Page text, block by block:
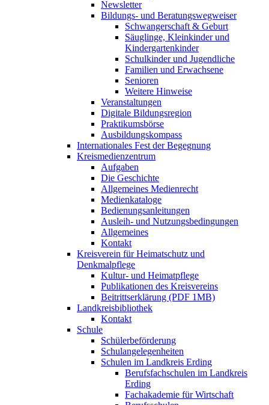
Newsletter
Bildungs- und Beratungswegweiser
Schwangerschaft & Geburt
Säuglinge, Kleinkinder und
Kindergartenkinder
Schulkinder und Jugendliche
Familien und Erwachsene
Senioren
Weitere Hinweise
Veranstaltungen
Digitale Bildungsregion
Praktikumsbörse
Ausbildungskompass
Internationales Fest der Begegnung
Kreismedienzentrum
Aufgaben
Die Geschichte
Allgemeines Medienrecht
Medienkataloge
Bedienungsanleitungen
Ausleih- und Nutzungsbedingungen
Allgemeines
Kontakt
Kreisverein für Heimatschutz und
Denkmalpflege
Kultur- und Heimatpflege
Publikationen des Kreisvereins
Beitrittserklärung (PDF 1MB)
Landkreisbibliothek
Kontakt
Schule
Schülerbeförderung
Schulangelegenheiten
Schulen im Landkreis Erding
Berufsfachschulen im Landkreis
Erding
Fachakademie für Wirtschaft